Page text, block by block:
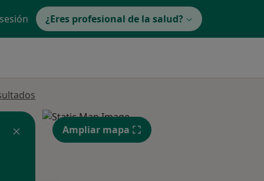
¿Eres profesional de la salud?
Ampliar mapa